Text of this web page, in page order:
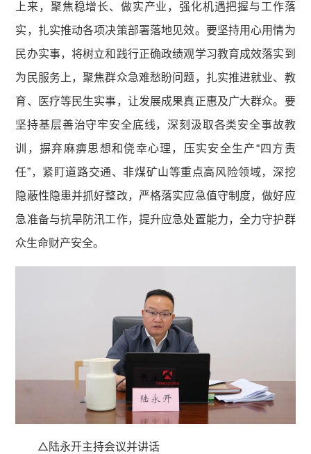
上来，聚焦稳增长、做实产业，强化机遇把握与工作落
实，扎实推动各项决策部署落地见效。要坚持用心用情为
民办实事，将树立和践行正确政绩观学习教育成效落实到
为民服务上，聚焦群众急难愁盼问题，扎实推进就业、教
育、医疗等民生实事，让发展成果真正惠及广大群众。要
坚持基层善治守牢安全底线，深刻汲取各类安全事故教
训，摒弃麻痹思想和侥幸心理，压实安全生产“四方责
任”，紧盯道路交通、非煤矿山等重点高风险领域，深挖
隐蔽性隐患并抓好整改，严格落实应急值守制度，做好应
急准备与抗旱防汛工作，提升应急处置能力，全力守护群
众生命财产安全。
△陆永开主持会议并讲话